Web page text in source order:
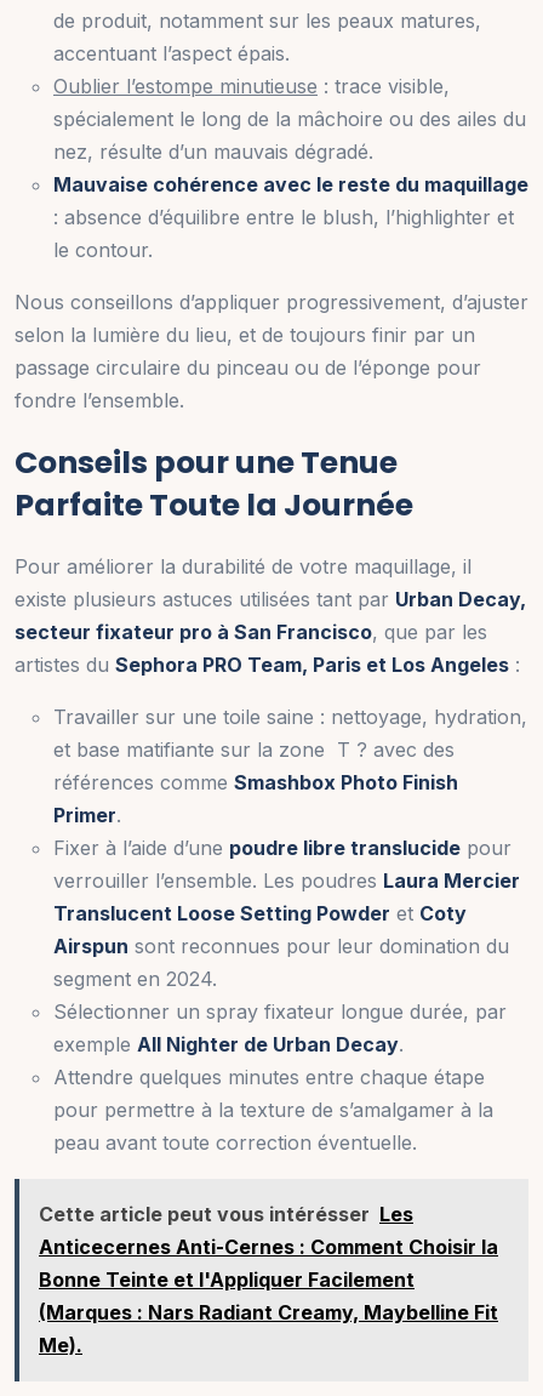
de produit, notamment sur les peaux matures,
accentuant l’aspect épais.
Oublier l’estompe minutieuse : trace visible,
spécialement le long de la mâchoire ou des ailes du
nez, résulte d’un mauvais dégradé.
Mauvaise cohérence avec le reste du maquillage
: absence d’équilibre entre le blush, l’highlighter et
le contour.
Nous conseillons d’appliquer progressivement, d’ajuster
selon la lumière du lieu, et de toujours finir par un
passage circulaire du pinceau ou de l’éponge pour
fondre l’ensemble.
Conseils pour une Tenue
Parfaite Toute la Journée
Pour améliorer la durabilité de votre maquillage, il
existe plusieurs astuces utilisées tant par Urban Decay,
secteur fixateur pro à San Francisco, que par les
artistes du Sephora PRO Team, Paris et Los Angeles :
Travailler sur une toile saine : nettoyage, hydration,
et base matifiante sur la zone T ? avec des
références comme Smashbox Photo Finish
Primer.
Fixer à l’aide d’une poudre libre translucide pour
verrouiller l’ensemble. Les poudres Laura Mercier
Translucent Loose Setting Powder et Coty
Airspun sont reconnues pour leur domination du
segment en 2024.
Sélectionner un spray fixateur longue durée, par
exemple All Nighter de Urban Decay.
Attendre quelques minutes entre chaque étape
pour permettre à la texture de s’amalgamer à la
peau avant toute correction éventuelle.
Cette article peut vous intérésser Les
Anticecernes Anti-Cernes : Comment Choisir la
Bonne Teinte et l'Appliquer Facilement
(Marques : Nars Radiant Creamy, Maybelline Fit
Me).